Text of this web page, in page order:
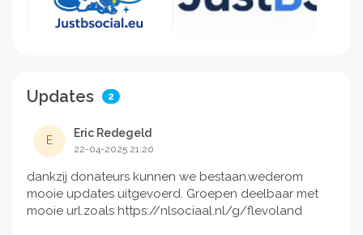
Updates 2
E
Eric Redegeld
22-04-2025 21:20
dankzij donateurs kunnen we bestaan.wederom
mooie updates uitgevoerd. Groepen deelbaar met
mooie url.zoals https://nlsociaal.nl/g/flevoland